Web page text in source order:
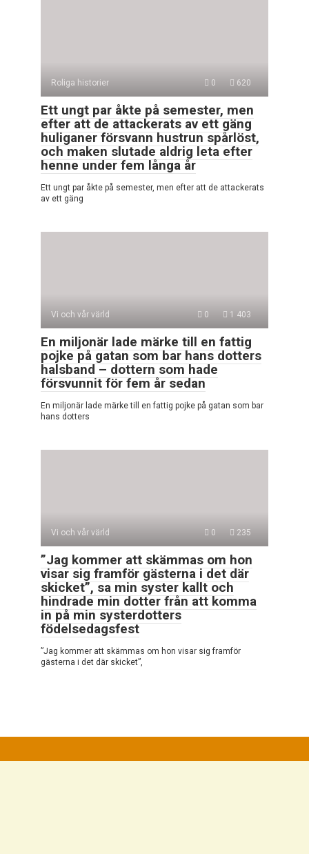
Roliga historier 0 620
Ett ungt par åkte på semester, men
efter att de attackerats av ett gäng
huliganer försvann hustrun spårlöst,
och maken slutade aldrig leta efter
henne under fem långa år
Ett ungt par åkte på semester, men efter att de attackerats
av ett gäng
Vi och vår värld 0 1 403
En miljonär lade märke till en fattig
pojke på gatan som bar hans dotters
halsband – dottern som hade
försvunnit för fem år sedan
En miljonär lade märke till en fattig pojke på gatan som bar
hans dotters
Vi och vår värld 0 235
”Jag kommer att skämmas om hon
visar sig framför gästerna i det där
skicket”, sa min syster kallt och
hindrade min dotter från att komma
in på min systerdotters
födelsedagsfest
”Jag kommer att skämmas om hon visar sig framför
gästerna i det där skicket”,